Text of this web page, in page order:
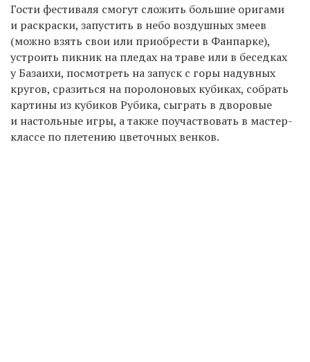
Гости фестиваля смогут сложить большие оригами
и раскраски, запустить в небо воздушных змеев
(можно взять свои или приобрести в Фанпарке),
устроить пикник на пледах на траве или в беседках
у Базаихи, посмотреть на запуск с горы надувных
кругов, сразиться на поролоновых кубиках, собрать
картины из кубиков Рубика, сыграть в дворовые
и настольные игры, а также поучаствовать в мастер-
классе по плетению цветочных венков.